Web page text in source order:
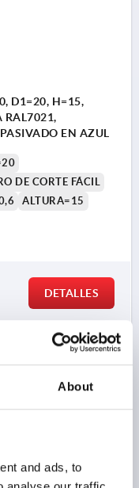
About
and ads, to
D1=20, H=15,
RAL7021,
EN AZUL
DE CORTE FÁCIL
ALTURA=15
DETALLES